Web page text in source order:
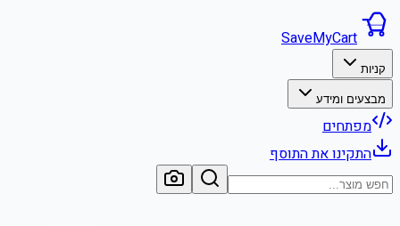
SaveMyCart
קניות
מבצעים ומידע
מפתחים
התקינו את התוסף